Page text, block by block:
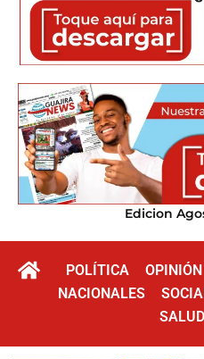
Edicion
POLÍTICA OPINIÓN
NACIONALES
SALUD